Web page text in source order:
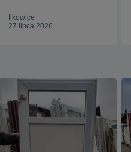
Ilkowice
27 lipca 2026